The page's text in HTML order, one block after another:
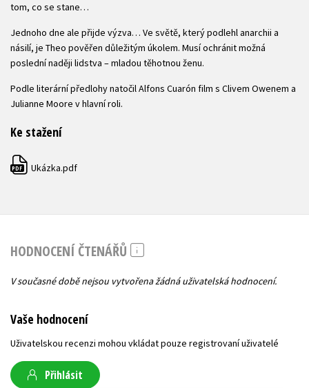
tom, co se stane…
Jednoho dne ale přijde výzva… Ve světě, který podlehl anarchii a
násilí, je Theo pověřen důležitým úkolem. Musí ochránit možná
poslední naději lidstva – mladou těhotnou ženu.
Podle literární předlohy natočil Alfons Cuarón film s Clivem Owenem a
Julianne Moore v hlavní roli.
Ke stažení
PDF Ukázka.pdf
HODNOCENÍ ČTENÁŘŮ
V současné době nejsou vytvořena žádná uživatelská hodnocení.
Vaše hodnocení
Uživatelskou recenzi mohou vkládat pouze registrovaní uživatelé
Přihlásit